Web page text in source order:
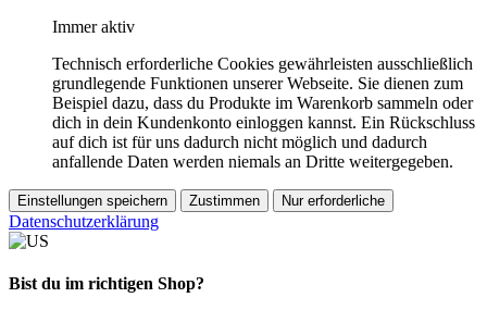
Immer aktiv
Technisch erforderliche Cookies gewährleisten ausschließlich
grundlegende Funktionen unserer Webseite. Sie dienen zum
Beispiel dazu, dass du Produkte im Warenkorb sammeln oder
dich in dein Kundenkonto einloggen kannst. Ein Rückschluss
auf dich ist für uns dadurch nicht möglich und dadurch
anfallende Daten werden niemals an Dritte weitergegeben.
Einstellungen speichern Zustimmen Nur erforderliche
Datenschutzerklärung
Bist du im richtigen Shop?